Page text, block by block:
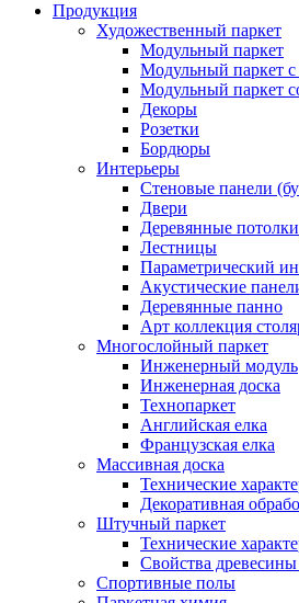
Продукция
Художественный паркет
Модульный паркет
Модульный паркет
Модульный паркет
Декоры
Розетки
Бордюры
Интерьеры
Стеновые панели
Двери
Деревянные потолки
Лестницы
Параметрический
Акустические
Деревянные панно
Арт коллекция
Многослойный паркет
Инженерный модуль
Инженерная доска
Технопаркет
Английская елка
Французская елка
Массивная доска
Технические
Декоративная
Штучный паркет
Технические
Свойства
Спортивные полы